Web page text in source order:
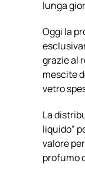
lunga
Oggi la
grazie al
mescite
vetro
La
liquido”
valore
profumo